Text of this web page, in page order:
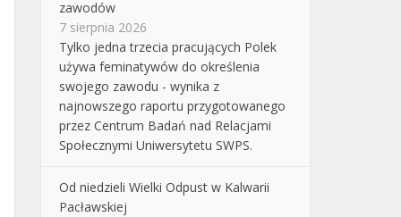
zawodów
7 sierpnia 2026
Tylko jedna trzecia pracujących Polek
używa feminatywów do określenia
swojego zawodu - wynika z
najnowszego raportu przygotowanego
przez Centrum Badań nad Relacjami
Społecznymi Uniwersytetu SWPS.
Od niedzieli Wielki Odpust w Kalwarii
Pacławskiej